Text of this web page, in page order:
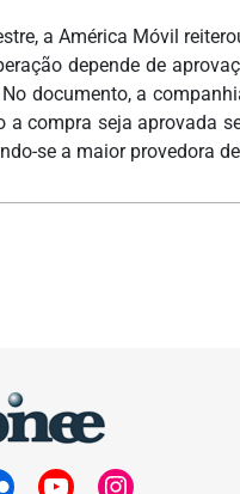
a América Móvil
depende de
documento, a
a compra seja aprovada
se a maior provedora